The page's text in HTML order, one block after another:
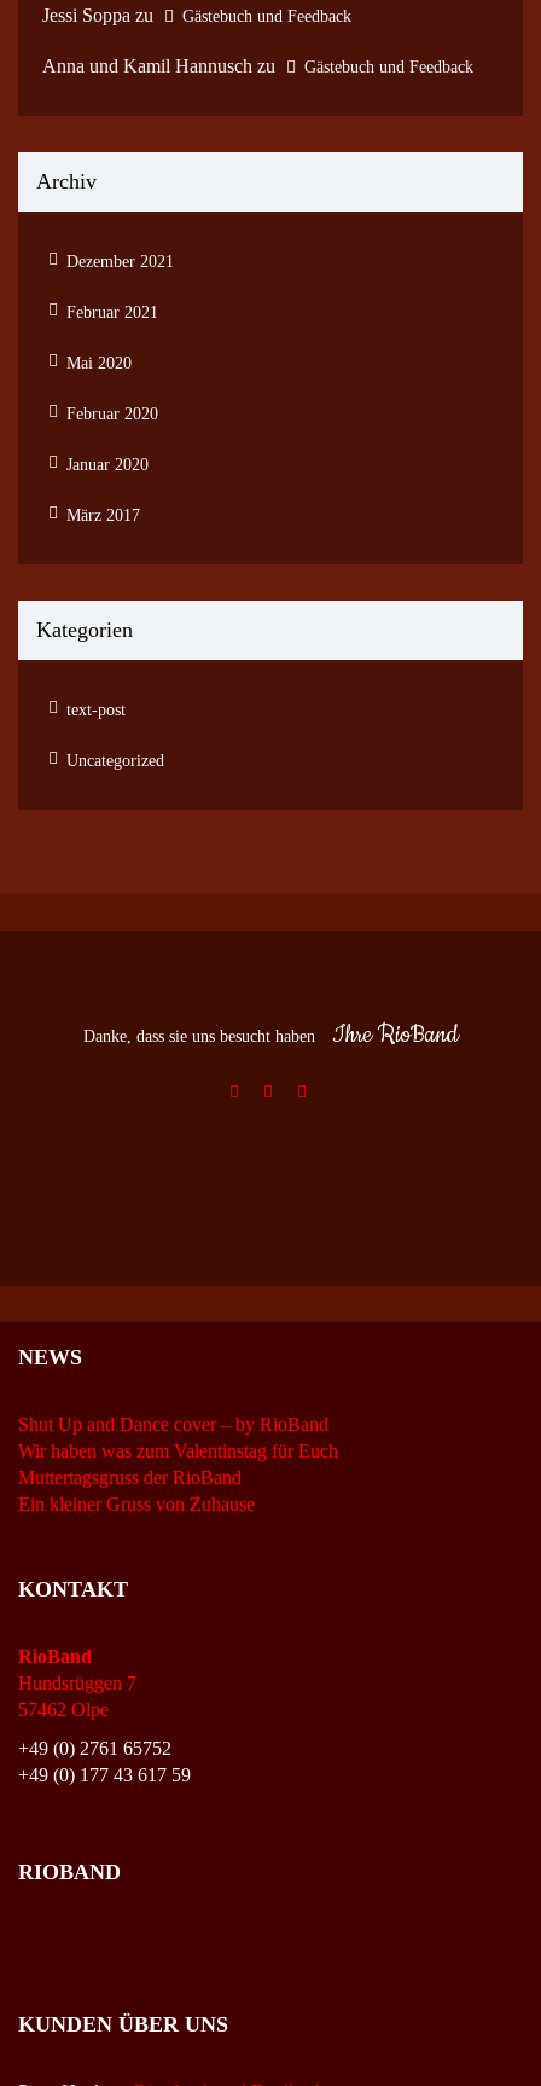
Jessi Soppa zu Gästebuch und Feedback
Anna und Kamil Hannusch zu Gästebuch und Feedback
Archiv
Dezember 2021
Februar 2021
Mai 2020
Februar 2020
Januar 2020
März 2017
Kategorien
text-post
Uncategorized
Danke, dass sie uns besucht haben Ihre RioBand
NEWS
Shut Up and Dance cover – by RioBand
Wir haben was zum Valentinstag für Euch
Muttertagsgruss der RioBand
Ein kleiner Gruss von Zuhause
KONTAKT
RioBand
Hundsrüggen 7
57462 Olpe
+49 (0) 2761 65752
+49 (0) 177 43 617 59
RIOBAND
KUNDEN ÜBER UNS